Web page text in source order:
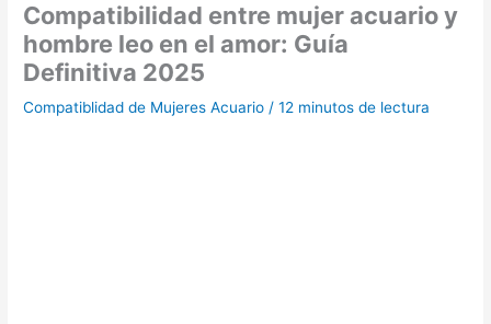
Compatibilidad entre mujer acuario y
hombre leo en el amor: Guía
Definitiva 2025
Compatiblidad de Mujeres Acuario /12 minutos de lectura